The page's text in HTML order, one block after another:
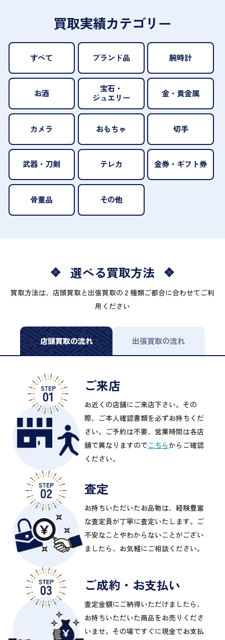
買取実績カテゴリー
すべて ブランド品 腕時計
お酒
宝石・
ジュエリー
金・貴金属
カメラ おもちゃ 切手
武器・刀剣 テレカ 金券・ギフト券
骨董品 その他
選べる買取方法
買取方法は、店頭買取と出張買取の２種類ご都合に合わせてご利
用ください
店頭買取の流れ 出張買取の流れ
ご来店
お近くの店舗にご来店下さい。その
際、ご本人確認書類を必ずお持ちくだ
さい。ご予約は不要、営業時間は各店
舗で異なりますのでこちらからご確認
ください。
査定
お持ちいただいたお品物は、経験豊富
な査定員が丁寧に査定いたします。ご
不安なことやわからないことがござい
ましたら、お気軽にご相談ください。
ご成約・お支払い
査定金額にご納得いただけましたら、
お持ちいただいた商品をお売りくださ
いませ。その場ですぐに現金でお支払